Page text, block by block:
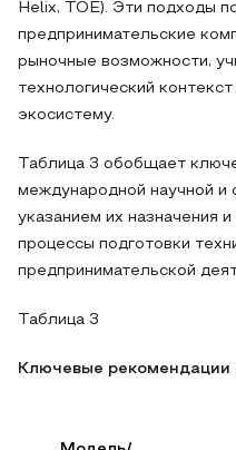
Helix, TOE). Эти подходы
предпринимательские
рыночные возможности,
технологический
экосистему.
Таблица 3 обобщает
международной научной и
указанием их назначения
процессы подготовки
предпринимательской
Таблица 3
Ключевые рекомендации